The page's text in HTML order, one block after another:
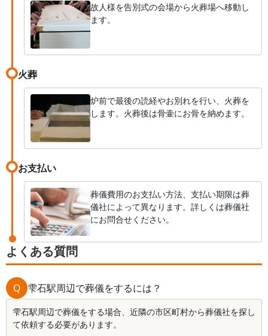
故人様を告別式の会場から火葬場へ移動し
ます。
火葬
炉前で最後の読経やお別れを行い、火葬を
します。火葬後は骨壷にお骨を納めます。
お支払い
葬儀費用のお支払い方法、支払い期限は葬
儀社によって異なります。詳しくは葬儀社
にお問合せください。
よくある質問
Q 雫石駅周辺で葬儀をするには？
雫石駅周辺で葬儀をする場合、近隣の市区町村から葬儀社を探し
て依頼する必要があります。